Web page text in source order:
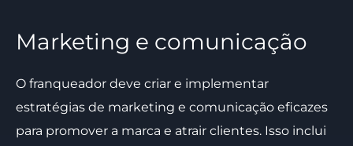
Marketing e comunicação
O franqueador deve criar e implementar
estratégias de marketing e comunicação eficazes
para promover a marca e atrair clientes. Isso inclui